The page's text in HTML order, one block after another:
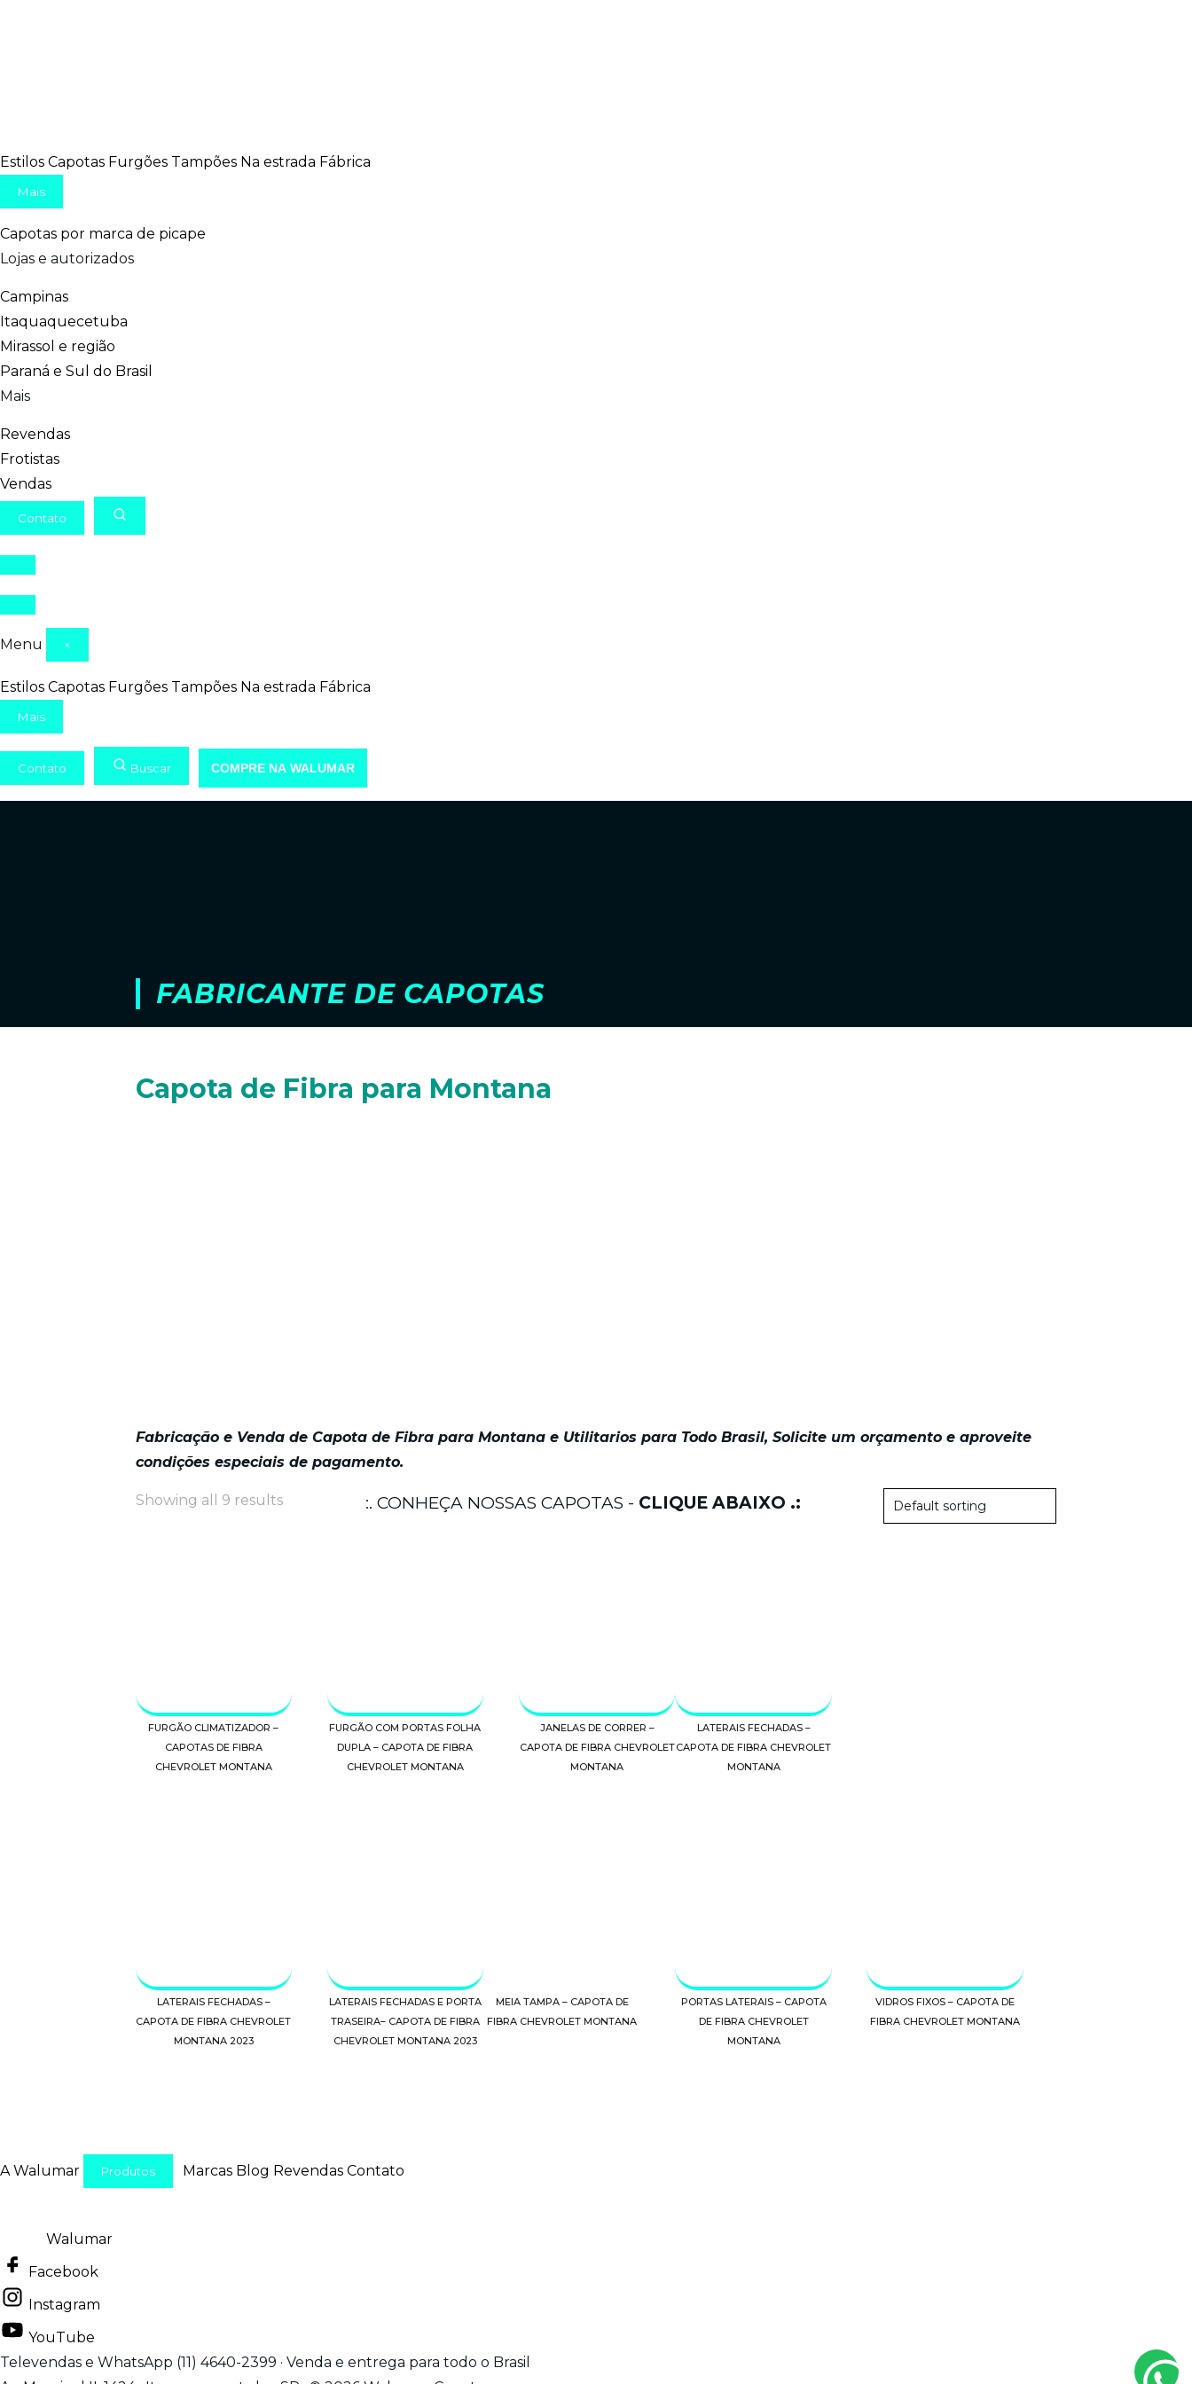
Estilos Capotas Furgões Tampões Na estrada Fábrica
Mais
Capotas por marca de picape
Lojas e autorizados
Campinas
Itaquaquecetuba
Mirassol e região
Paraná e Sul do Brasil
Mais
Revendas
Frotistas
Vendas
Contato
Menu ×
Estilos Capotas Furgões Tampões Na estrada Fábrica
Mais
Contato Buscar COMPRE NA WALUMAR
FABRICANTE DE CAPOTAS
Capota de Fibra para Montana
Fabricação e Venda de Capota de Fibra para Montana e Utilitarios para Todo Brasil, Solicite um orçamento e aproveite
condições especiais de pagamento.
Showing all 9 results :. CONHEÇA NOSSAS CAPOTAS - CLIQUE ABAIXO .:
FURGÃO CLIMATIZADOR –
CAPOTAS DE FIBRA
CHEVROLET MONTANA
FURGÃO COM PORTAS FOLHA
DUPLA – CAPOTA DE FIBRA
CHEVROLET MONTANA
JANELAS DE CORRER –
CAPOTA DE FIBRA CHEVROLET
MONTANA
LATERAIS FECHADAS –
CAPOTA DE FIBRA CHEVROLET
MONTANA
LATERAIS FECHADAS –
CAPOTA DE FIBRA CHEVROLET
MONTANA 2023
LATERAIS FECHADAS E PORTA
TRASEIRA– CAPOTA DE FIBRA
CHEVROLET MONTANA 2023
MEIA TAMPA – CAPOTA DE
FIBRA CHEVROLET MONTANA
PORTAS LATERAIS – CAPOTA
DE FIBRA CHEVROLET
MONTANA
VIDROS FIXOS – CAPOTA DE
FIBRA CHEVROLET MONTANA
A Walumar Produtos Marcas Blog Revendas Contato
Walumar
Facebook
Instagram
YouTube
Televendas e WhatsApp (11) 4640-2399 · Venda e entrega para todo o Brasil